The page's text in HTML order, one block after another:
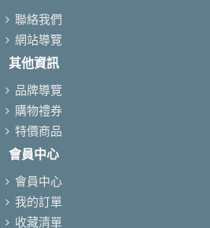
聯絡我們
網站導覽
其他資訊
品牌導覽
購物禮券
特價商品
會員中心
會員中心
我的訂單
收藏清單